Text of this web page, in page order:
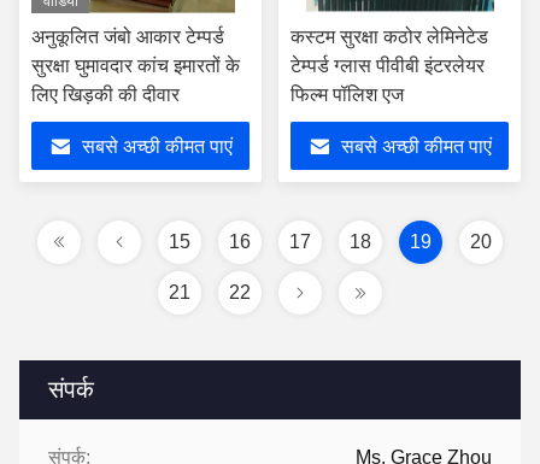
संपर्क
संपर्क: Ms. Grace Zhou
अनुकूलित जंबो आकार टेम्पर्ड
सुरक्षा घुमावदार कांच इमारतों के
लिए खिड़की की दीवार
सबसे अच्छी कीमत पाएं
कस्टम सुरक्षा कठोर लेमिनेटेड
टेम्पर्ड ग्लास पीवीबी इंटरलेयर
फिल्म पॉलिश एज
सबसे अच्छी कीमत पाएं
15 16 17 18 19 20
21 22